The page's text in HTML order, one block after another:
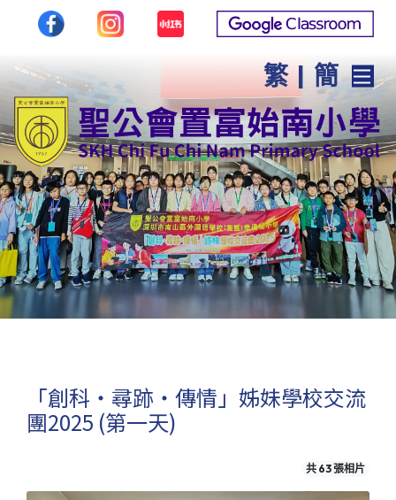
繁 | 簡
「創科‧尋跡‧傳情」姊妹學校交流
團2025 (第一天)
共 63 張相片